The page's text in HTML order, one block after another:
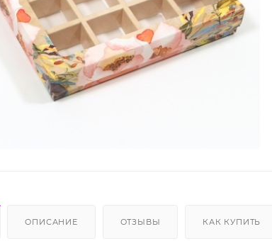
ОПИСАНИЕ ОТЗЫВЫ КАК КУПИТЬ